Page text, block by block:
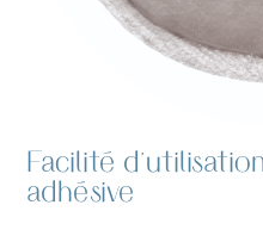
Facilité
adhésive